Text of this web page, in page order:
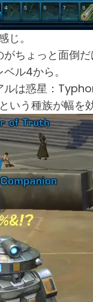
。
がちょっと面倒
ル4から。
は惑星：
いう種族が幅を